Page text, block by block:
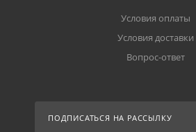
Условия оплаты
Условия доставки
Вопрос-ответ
ПОДПИСАТЬСЯ НА РАССЫЛКУ